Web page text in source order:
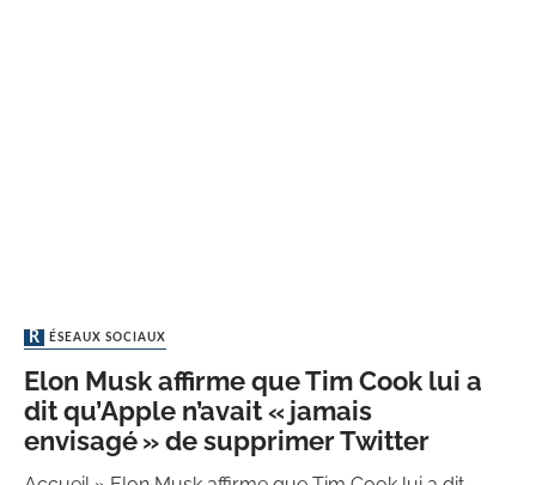
RÉSEAUX SOCIAUX
Elon Musk affirme que Tim Cook lui a
dit qu’Apple n’avait « jamais
envisagé » de supprimer Twitter